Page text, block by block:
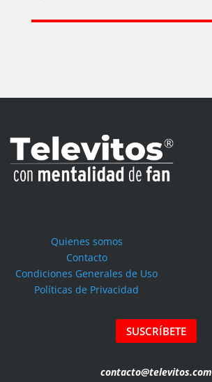
Quienes somos
Contacto
Condiciones Generales de Uso
Políticas de Privacidad
SUSCRÍBETE
contacto@televitos.com